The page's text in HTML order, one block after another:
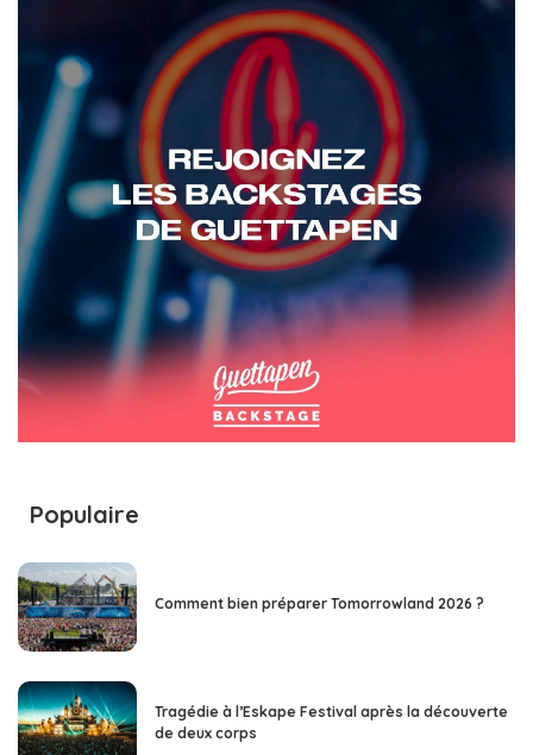
Populaire
Comment bien préparer Tomorrowland 2026 ?
Tragédie à l’Eskape Festival après la découverte
de deux corps